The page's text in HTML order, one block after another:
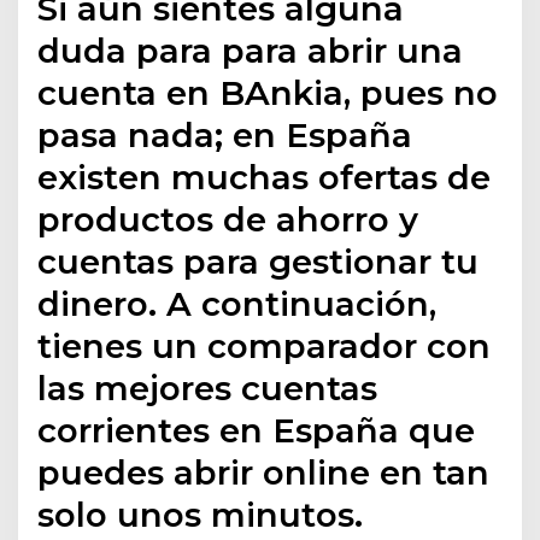
duda para para abrir una
cuenta en BAnkia, pues no
pasa nada; en España
existen muchas ofertas de
productos de ahorro y
cuentas para gestionar tu
dinero. A continuación,
tienes un comparador con
las mejores cuentas
corrientes en España que
puedes abrir online en tan
solo unos minutos.